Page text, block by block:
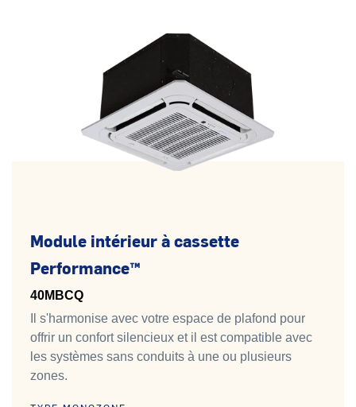
Module intérieur à cassette
Performance™
40MBCQ
Il s'harmonise avec votre espace de plafond pour
offrir un confort silencieux et il est compatible avec
les systèmes sans conduits à une ou plusieurs
zones.